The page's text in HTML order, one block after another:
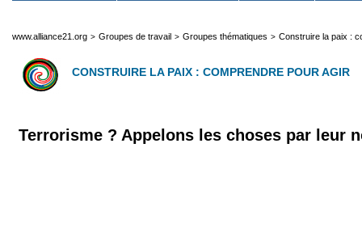
www.alliance21.org > Groupes de travail > Groupes thématiques > Construire la paix :
CONSTRUIRE LA PAIX : COMPRENDRE POUR AGIR
Terrorisme ? Appelons les choses par leur